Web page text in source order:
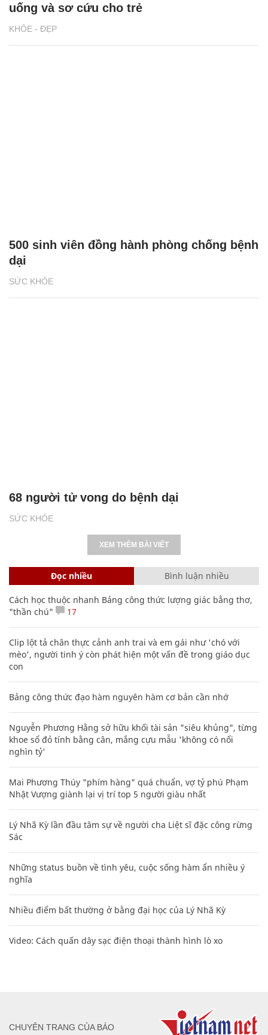
KHỎE - ĐẸP
uống và sơ cứu cho trẻ
SỨC KHỎE
500 sinh viên đồng hành phòng chống bệnh
dại
SỨC KHỎE
68 người tử vong do bệnh dại
XEM THÊM BÀI VIẾT
Đọc nhiều Bình luận nhiều
Cách học thuộc nhanh Bảng công thức lượng giác bằng thơ,
"thần chú"
17
Clip lột tả chân thực cảnh anh trai và em gái như 'chó với
mèo', người tinh ý còn phát hiện một vấn đề trong giáo dục
con
Bảng công thức đạo hàm nguyên hàm cơ bản cần nhớ
Nguyễn Phương Hằng sở hữu khối tài sản "siêu khủng", từng
khoe sổ đỏ tính bằng cân, mắng cựu mẫu 'không có nổi
nghìn tỷ'
Mai Phương Thúy "phím hàng" quá chuẩn, vợ tỷ phú Phạm
Nhật Vượng giành lại vị trí top 5 người giàu nhất
Lý Nhã Kỳ lần đầu tâm sự về người cha Liệt sĩ đặc công rừng
Sác
Những status buồn về tình yêu, cuộc sống hàm ẩn nhiều ý
nghĩa
Nhiều điểm bất thường ở bằng đại học của Lý Nhã Kỳ
Video: Cách quấn dây sạc điện thoại thành hình lò xo
CHUYÊN TRANG CỦA BÁO